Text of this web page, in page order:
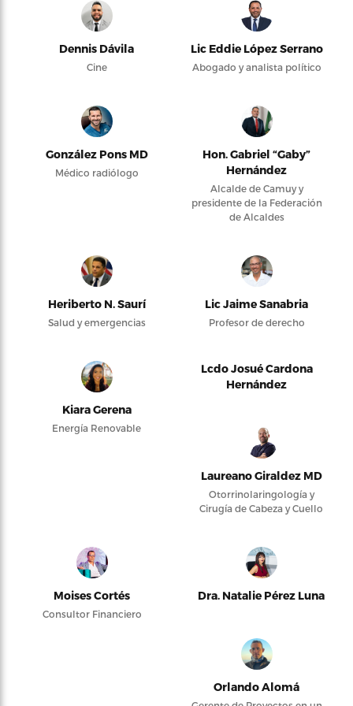
Dennis Dávila
Cine
Lic Eddie López Serrano
Abogado y analista político
González Pons MD
Médico radiólogo
Hon. Gabriel “Gaby”
Hernández
Alcalde de Camuy y
presidente de la Federación
de Alcaldes
Heriberto N. Saurí
Salud y emergencias
Lic Jaime Sanabria
Profesor de derecho
Kiara Gerena
Energía Renovable
Lcdo Josué Cardona
Hernández
Laureano Giraldez MD
Otorrinolaringología y
Cirugía de Cabeza y Cuello
Moises Cortés
Consultor Financiero
Dra. Natalie Pérez Luna
Orlando Alomá